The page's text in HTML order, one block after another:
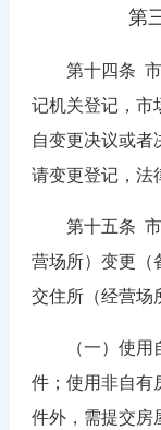
第
第十四条
记机关登记，市
自变更决议或者
请变更登记，法
第十五条
营场所）变更（
交住所（经营场
（一）使用自
件；使用非自有
件外，需提交房